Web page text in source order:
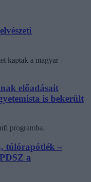
kaptak a magyar
előadásait
is bekerült
programba.
túlórapótlék –
a